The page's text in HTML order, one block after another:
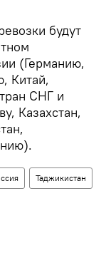
будут
(Германию,
Китай,
СНГ и
Казахстан,
Таджикистан